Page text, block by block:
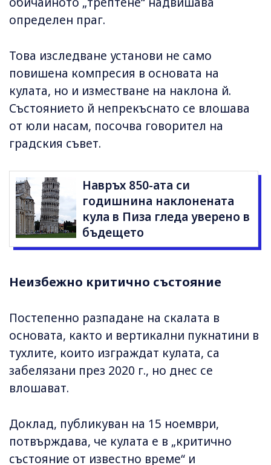
определен праг.
Това изследване установи не само
повишена компресия в основата на
кулата, но и изместване на наклона й.
Състоянието й непрекъснато се влошава
от юли насам, посочва говорител на
градския съвет.
Навръх 850-ата си
годишнина наклонената
кула в Пиза гледа уверено в
бъдещето
Неизбежно критично състояние
Постепенно разпадане на скалата в
основата, както и вертикални пукнатини в
тухлите, които изграждат кулата, са
забелязани през 2020 г., но днес се
влошават.
Доклад, публикуван на 15 ноември,
потвърждава, че кулата е в „критично
състояние от известно време“ и